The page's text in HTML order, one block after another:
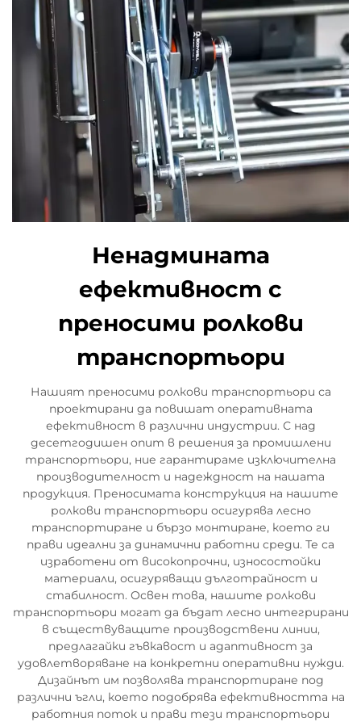
Ненадмината
ефективност с
преносими ролкови
транспортьори
Нашият преносими ролкови транспортьори са
проектирани да повишат оперативната
ефективност в различни индустрии. С над
десетгодишен опит в решения за промишлени
транспортьори, ние гарантираме изключителна
производителност и надеждност на нашата
продукция. Преносимата конструкция на нашите
ролкови транспортьори осигурява лесно
транспортиране и бързо монтиране, което ги
прави идеални за динамични работни среди. Те са
изработени от високопрочни, износостойки
материали, осигуряващи дълготрайност и
стабилност. Освен това, нашите ролкови
транспортьори могат да бъдат лесно интегрирани
в съществуващите производствени линии,
предлагайки гъвкавост и адаптивност за
удовлетворяване на конкретни оперативни нужди.
Дизайнът им позволява транспортиране под
различни ъгли, което подобрява ефективността на
работния поток и прави тези транспортьори